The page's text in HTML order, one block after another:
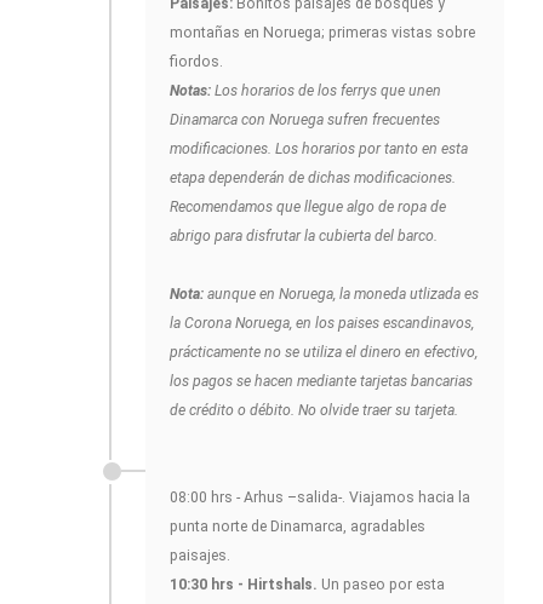
Paisajes: Bonitos paisajes de bosques y
montañas en Noruega; primeras vistas sobre
fiordos.
Notas: Los horarios de los ferrys que unen
Dinamarca con Noruega sufren frecuentes
modificaciones. Los horarios por tanto en esta
etapa dependerán de dichas modificaciones.
Recomendamos que llegue algo de ropa de
abrigo para disfrutar la cubierta del barco.
Nota: aunque en Noruega, la moneda utlizada es
la Corona Noruega, en los paises escandinavos,
prácticamente no se utiliza el dinero en efectivo,
los pagos se hacen mediante tarjetas bancarias
de crédito o débito. No olvide traer su tarjeta.
08:00 hrs - Arhus –salida-. Viajamos hacia la
punta norte de Dinamarca, agradables
paisajes.
10:30 hrs - Hirtshals. Un paseo por esta